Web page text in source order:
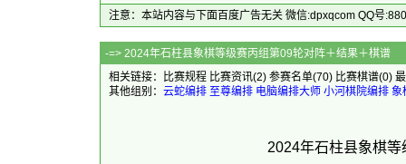
注意：本站内容与下面百度广告无关 微信:dpxqcom QQ号
-=> 2024年石柱县象棋等级赛丙
相关链接：
比赛规程 比赛资讯(2) 参赛名单(70) 比赛棋谱(0)
其他组别： 云蛇编排 至尊编排 电脑编排大师 小河棋院编排 象
2024年石柱县象棋